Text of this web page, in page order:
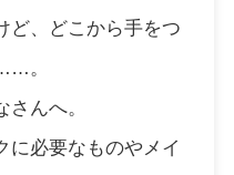
ど、どこから手をつ
。
んへ。
に必要なものやメイ